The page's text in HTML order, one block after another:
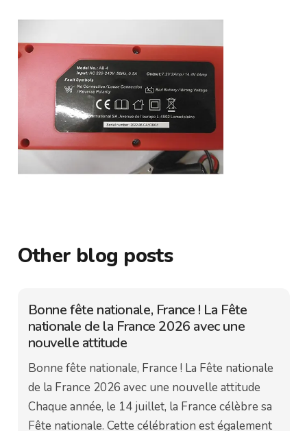
Other blog posts
Bonne fête nationale, France ! La Fête
nationale de la France 2026 avec une
nouvelle attitude
Bonne fête nationale, France ! La Fête nationale
de la France 2026 avec une nouvelle attitude
Chaque année, le 14 juillet, la France célèbre sa
Fête nationale. Cette célébration est également